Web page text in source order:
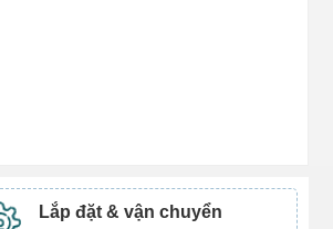
Lắp đặt & vận chuyển